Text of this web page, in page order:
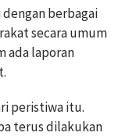
berbagai
secara umum
ada laporan
peristiwa itu.
terus dilakukan